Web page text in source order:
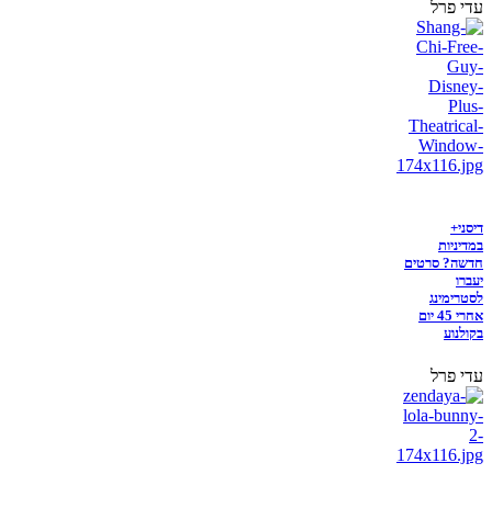
עדי פרל
דיסני+
במדיניות
חדשה? סרטים
יעברו
לסטרימינג
אחרי 45 יום
בקולנוע
עדי פרל